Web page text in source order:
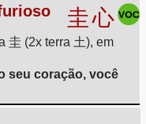
圭心
圭 (2x terra 土), em
seu coração, você